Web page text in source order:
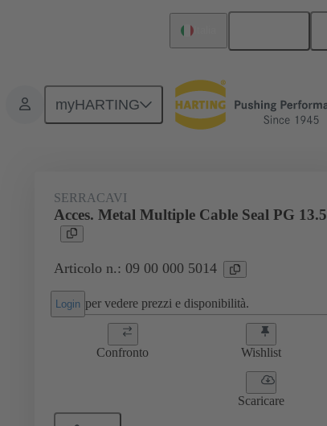
myHARTING
Pressacavi 09 00 000 5014
SERRACAVI
Acces. Metal Multiple Cable Seal PG 13.5
Articolo n.: 09 00 000 5014
Login per vedere prezzi e disponibilità.
Confronto Wishlist
Scaricare